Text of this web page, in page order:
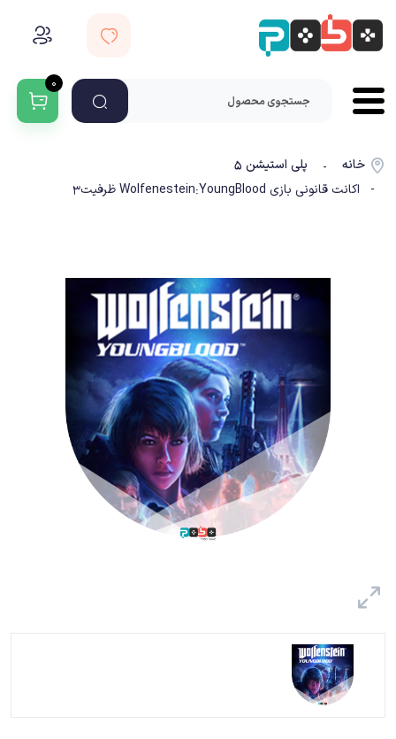
۰
خانه -
پلی استیشن ۵
- اکانت قانونی بازی Wolfenestein:YoungBlood ظرفیت3